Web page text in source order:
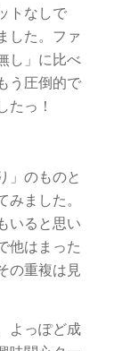
トなしで
した。ファ
し」に比べ
う圧倒的で
たっ！
」のものと
ました。
いると思い
他はまった
の重複は見
よっぽど成